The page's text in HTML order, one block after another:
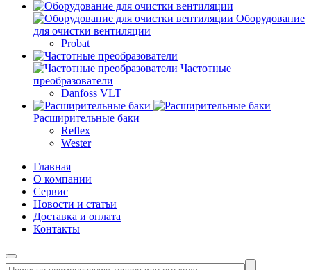
Оборудование
для очистки вентиляции
Probat
Частотные
преобразователи
Danfoss VLT
Расширительные баки
Reflex
Wester
Главная
О компании
Сервис
Новости и статьи
Доставка и оплата
Контакты